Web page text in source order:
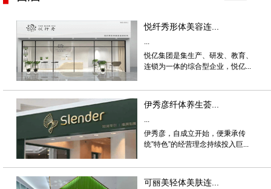
悦纤秀形体美容连...
...
悦亿集团是集生产、研发、教育、
连锁为一体的综合型企业，悦亿...
伊秀彦纤体养生荟...
伊秀彦，自成立开始，便秉承传
统”特色”的经营理念持续投入巨...
可丽美轻体美肤连...